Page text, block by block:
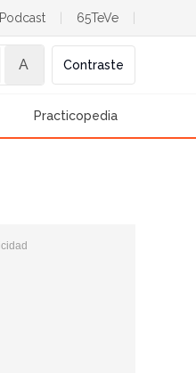
Podcast 65TeVe
A Contraste
Practicopedia